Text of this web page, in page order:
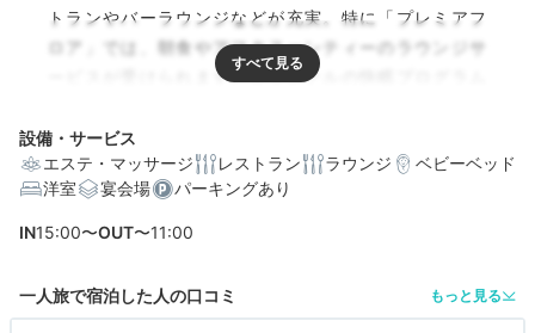
トランやバーラウンジなどが充実。特に「プレミアフ
ロア」では、朝食やアフタヌーンティーのラウンジサ
ービスが受けられます。オリジナルの快眠プログラム
朝は約80種類の和洋バイキングをお楽しみください。
設備・サービス
エステ・マッサージ
レストラン ラウンジ
ベビーベッド
洋室
宴会場 パーキングあり
IN15:00〜OUT〜11:00
一人旅で宿泊した人の口コミ もっと見る